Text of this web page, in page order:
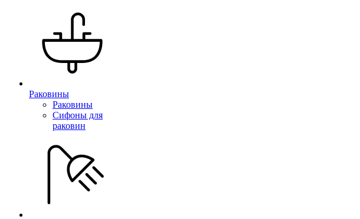
Раковины
Раковины
Сифоны для
раковин